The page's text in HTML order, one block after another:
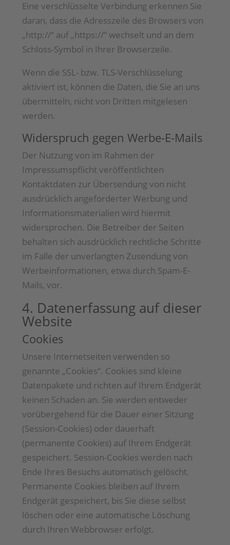
Eine verschlüsselte Verbindung erkennen Sie
daran, dass die Adresszeile des Browsers von
„http://“ auf „https://“ wechselt und an dem
Schloss-Symbol in Ihrer Browserzeile.
Wenn die SSL- bzw. TLS-Verschlüsselung
aktiviert ist, können die Daten, die Sie an uns
übermitteln, nicht von Dritten mitgelesen
werden.
Widerspruch gegen Werbe-E-Mails
Der Nutzung von im Rahmen der
Impressumspflicht veröffentlichten
Kontaktdaten zur Übersendung von nicht
ausdrücklich angeforderter Werbung und
Informationsmaterialien wird hiermit
widersprochen. Die Betreiber der Seiten
behalten sich ausdrücklich rechtliche Schritte
im Falle der unverlangten Zusendung von
Werbeinformationen, etwa durch Spam-E-
Mails, vor.
4. Datenerfassung auf dieser
Website
Cookies
Unsere Internetseiten verwenden so
genannte „Cookies“. Cookies sind kleine
Datenpakete und richten auf Ihrem Endgerät
keinen Schaden an. Sie werden entweder
vorübergehend für die Dauer einer Sitzung
(Session-Cookies) oder dauerhaft
(permanente Cookies) auf Ihrem Endgerät
gespeichert. Session-Cookies werden nach
Ende Ihres Besuchs automatisch gelöscht.
Permanente Cookies bleiben auf Ihrem
Endgerät gespeichert, bis Sie diese selbst
löschen oder eine automatische Löschung
durch Ihren Webbrowser erfolgt.